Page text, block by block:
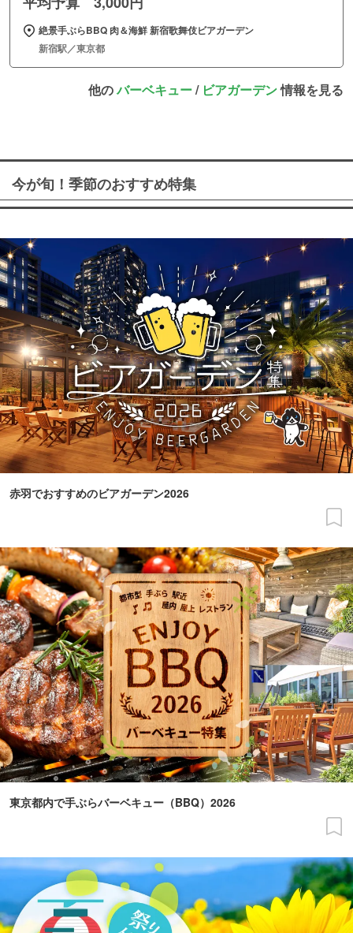
絶景手ぶらBBQ 肉＆海鮮 新宿歌舞伎ビアガーデン
新宿駅／東京都
他のバーベキュー/ ビアガーデン情報を見る
今が旬！季節のおすすめ特集
赤羽でおすすめのビアガーデン2026
東京都内で手ぶらバーベキュー（BBQ）2026